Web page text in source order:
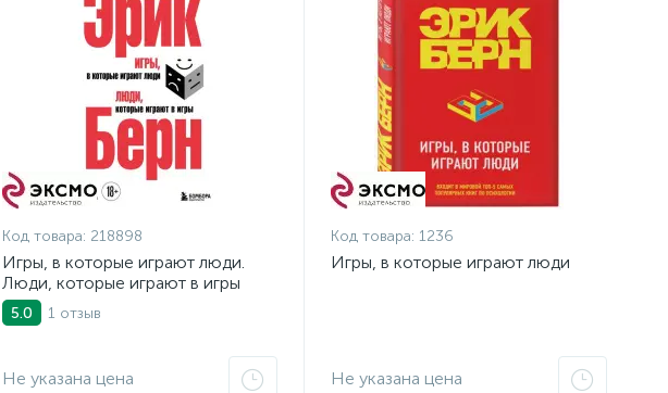
Код товара: 218898
Игры, в которые играют люди.
Люди, которые играют в игры
5.0 1 отзыв
Не указана цена
Код товара: 1236
Игры, в которые играют люди
Не указана цена